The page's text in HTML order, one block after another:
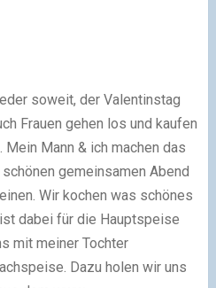
soweit, der Valentinstag
Frauen gehen los und kaufen
Mein Mann & ich machen das
gemeinsamen Abend
Wir kochen was schönes
dabei für die Hauptspeise
mit meiner Tochter
Dazu holen wir uns